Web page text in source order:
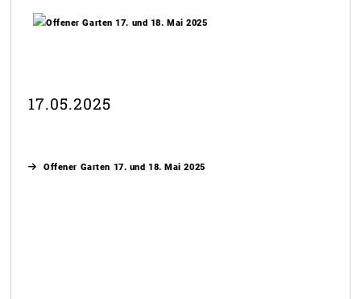
17.05.2025
Offener Garten 17. und 18. Mai 2025